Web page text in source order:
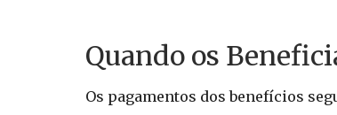
Quando os
Os pagamentos dos benefícios